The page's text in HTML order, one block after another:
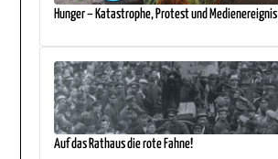
Hunger – Katastrophe, Protest und Medienereignis
Auf das Rathaus die rote Fahne!